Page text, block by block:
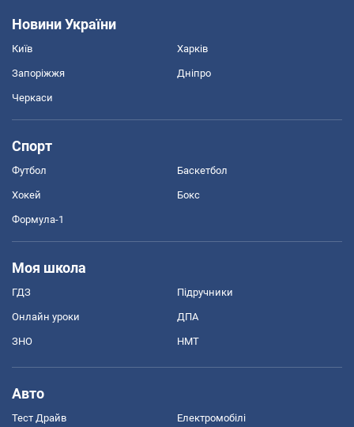
Новини України
Київ Харків
Запоріжжя Дніпро
Черкаси
Спорт
Футбол Баскетбол
Хокей Бокс
Формула-1
Моя школа
ГДЗ Підручники
Онлайн уроки ДПА
ЗНО НМТ
Авто
Тест Драйв Електромобілі